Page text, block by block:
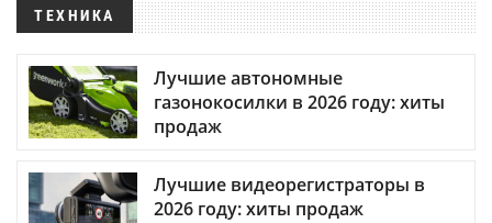
ТЕХНИКА
Лучшие автономные
газонокосилки в 2026 году: хиты
продаж
Лучшие видеорегистраторы в
2026 году: хиты продаж